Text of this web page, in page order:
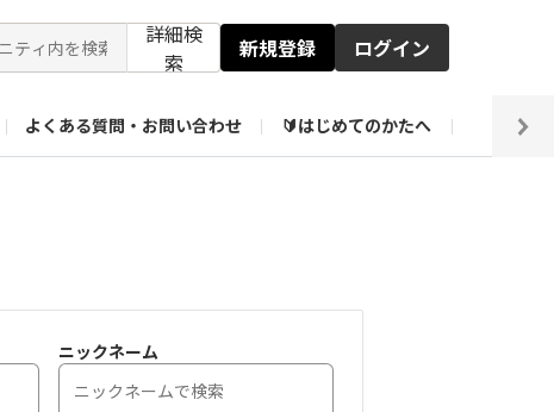
詳細検
索
新規登録 ログイン
よくある質問・お問い合わせ 🔰はじめてのかたへ 編集
ニックネーム